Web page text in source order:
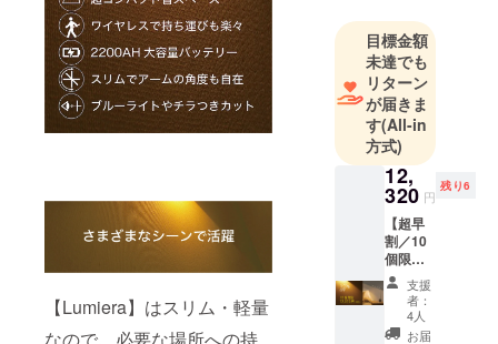
【Lumiera】はスリム・軽量
なっており
ます。
また、国内
の良質な素
材を使った
商品開発に
も積極的に
取り組んで
います。
どうぞご支
援のほどよ
ろしくお願
いいたしま
目標金額
未達でも
リターン
が届きま
す(All-in
方式)
12,
320 円
残り6
【超早
割／10
個限
定】
Lumier
a ×１点
一般販
支援
者：
4人
お届